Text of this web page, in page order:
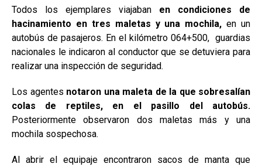
Todos los ejemplares viajaban en condiciones de
hacinamiento en tres maletas y una mochila, en un
autobús de pasajeros. En el kilómetro 064+500, guardias
nacionales le indicaron al conductorque se detuviera para
realizar una inspección de seguridad.
Los agentes notaron una maleta de la que sobresalían
colas de reptiles, en el pasillo del autobús.
Posteriormente observaron dos maletas más y una
mochila sospechosa.
Al abrir el equipaje encontraron sacos de manta que